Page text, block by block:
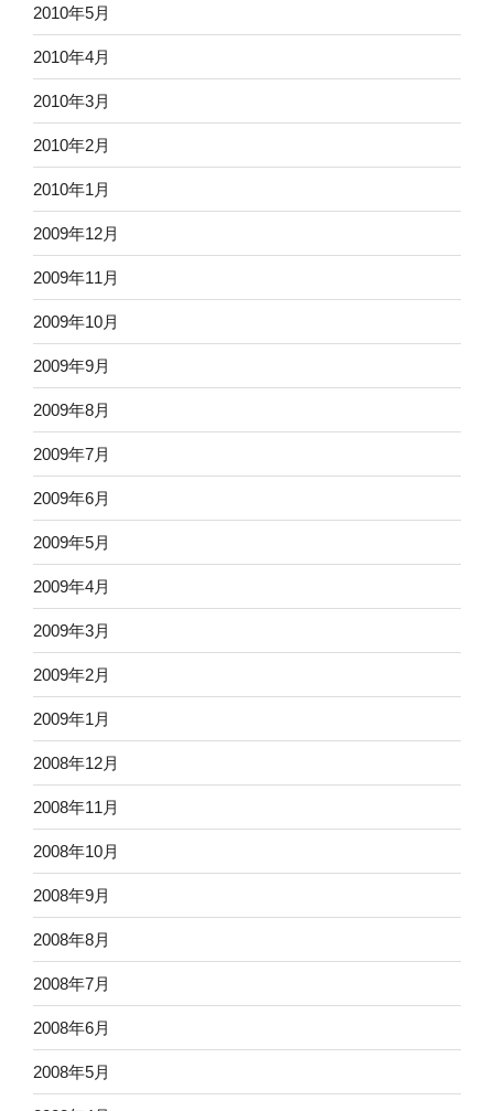
2010年5月
2010年4月
2010年3月
2010年2月
2010年1月
2009年12月
2009年11月
2009年10月
2009年9月
2009年8月
2009年7月
2009年6月
2009年5月
2009年4月
2009年3月
2009年2月
2009年1月
2008年12月
2008年11月
2008年10月
2008年9月
2008年8月
2008年7月
2008年6月
2008年5月